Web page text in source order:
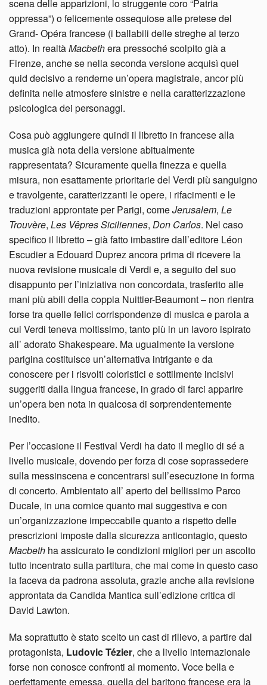
scena delle apparizioni, lo struggente coro “Patria
oppressa”) o felicemente ossequiose alle pretese del
Grand- Opéra francese (i ballabili delle streghe al terzo
atto). In realtàMacbethera pressoché scolpito già a
Firenze, anche se nella seconda versione acquisì quel
quid decisivo a renderne un’opera magistrale, ancor più
definita nelle atmosfere sinistre e nella caratterizzazione
psicologica dei personaggi.
Cosa può aggiungere quindi il libretto in francese alla
musica già nota della versione abitualmente
rappresentata? Sicuramente quella finezza e quella
misura, non esattamente prioritarie del Verdi più sanguigno
e travolgente, caratterizzanti le opere, i rifacimenti e le
traduzioni approntate per Parigi, comeJerusalem, Le
Trouvère, Les Vêpres Siciliennes, Don Carlos. Nel caso
specifico il libretto – già fatto imbastire dall’editore Léon
Escudier a Edouard Duprez ancora prima di ricevere la
nuova revisione musicale di Verdi e, a seguito del suo
disappunto per l’iniziativa non concordata, trasferito alle
mani più abili della coppia Nuittier-Beaumont – non rientra
forse tra quelle felici corrispondenze di musica e parola a
cui Verdi teneva moltissimo, tanto più in un lavoro ispirato
all’ adorato Shakespeare. Ma ugualmente la versione
parigina costituisce un’alternativa intrigante e da
conoscere per i risvolti coloristici e sottilmente incisivi
suggeriti dalla lingua francese, in grado di farci apparire
un’opera ben nota in qualcosa di sorprendentemente
inedito.
Per l’occasione il Festival Verdi ha dato il meglio di sé a
livello musicale, dovendo per forza di cose soprassedere
sulla messinscena e concentrarsi sull’esecuzione in forma
di concerto. Ambientato all’ aperto del bellissimo Parco
Ducale, in una cornice quanto mai suggestiva e con
un’organizzazione impeccabile quanto a rispetto delle
prescrizioni imposte dalla sicurezza anticontagio, questo
Macbeth ha assicurato le condizioni migliori per un ascolto
tutto incentrato sulla partitura, che mai come in questo caso
la faceva da padrona assoluta, grazie anche alla revisione
approntata da Candida Mantica sull’edizione critica di
David Lawton.
Ma soprattutto è stato scelto un cast di rilievo, a partire dal
protagonista, Ludovic Tézier, che a livello internazionale
forse non conosce confronti al momento. Voce bella e
perfettamente emessa, quella del baritono francese era la